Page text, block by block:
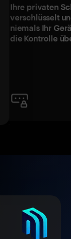
Ihre privaten
verschlüsselt
niemals Ihr
die Kontrolle